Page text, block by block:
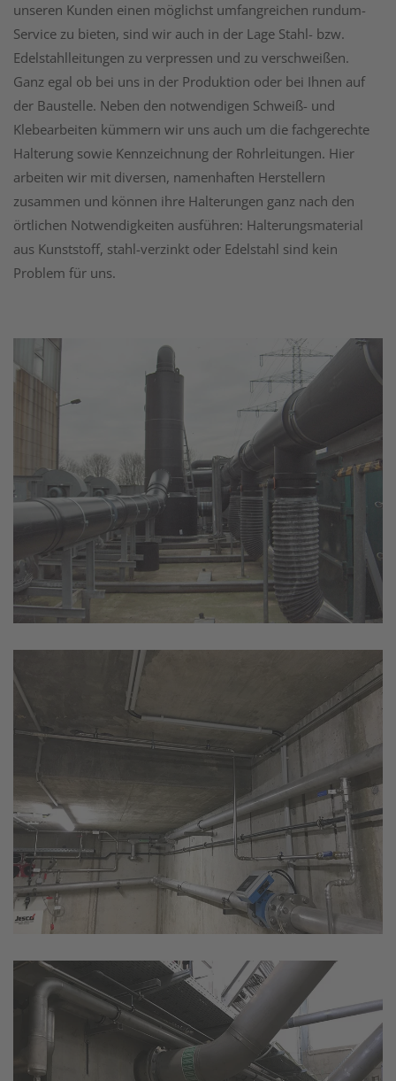
unseren Kunden einen möglichst umfangreichen rundum-
Service zu bieten, sind wir auch in der Lage Stahl- bzw.
Edelstahlleitungen zu verpressen und zu verschweißen.
Ganz egal ob bei uns in der Produktion oder bei Ihnen auf
der Baustelle. Neben den notwendigen Schweiß- und
Klebearbeiten kümmern wir uns auch um die fachgerechte
Halterung sowie Kennzeichnung der Rohrleitungen. Hier
arbeiten wir mit diversen, namenhaften Herstellern
zusammen und können ihre Halterungen ganz nach den
örtlichen Notwendigkeiten ausführen: Halterungsmaterial
aus Kunststoff, stahl-verzinkt oder Edelstahl sind kein
Problem für uns.